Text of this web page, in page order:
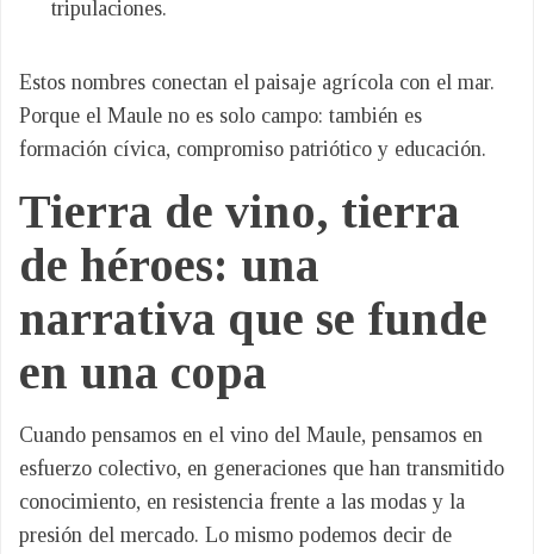
tripulaciones.
Estos nombres conectan el paisaje agrícola con el mar.
Porque el Maule no es solo campo: también es
formación cívica, compromiso patriótico y educación.
Tierra de vino, tierra
de héroes: una
narrativa que se funde
en una copa
Cuando pensamos en el vino del Maule, pensamos en
esfuerzo colectivo, en generaciones que han transmitido
conocimiento, en resistencia frente a las modas y la
presión del mercado. Lo mismo podemos decir de